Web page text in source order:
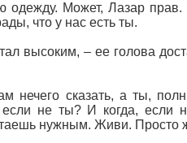
одежду. Может, Лазар
что у нас есть ты.
высоким, – ее голова
нечего сказать, а ты,
не ты? И когда, если
нужным. Живи. Просто